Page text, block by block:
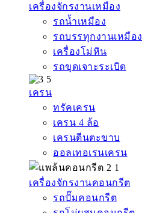
เครื่องจักรงานเหมือง
รถน้ำเหมือง
รถบรรทุกงานเหมือง
เครื่องโม่หิน
รถขุดเจาะระเบิด
เครน
ทรัคเครน
เครน 4 ล้อ
เครนตีนตะขาบ
ออลเทอเรนเครน
เครื่องจักรงานคอนกรีต
รถปั๊มคอนกรีต